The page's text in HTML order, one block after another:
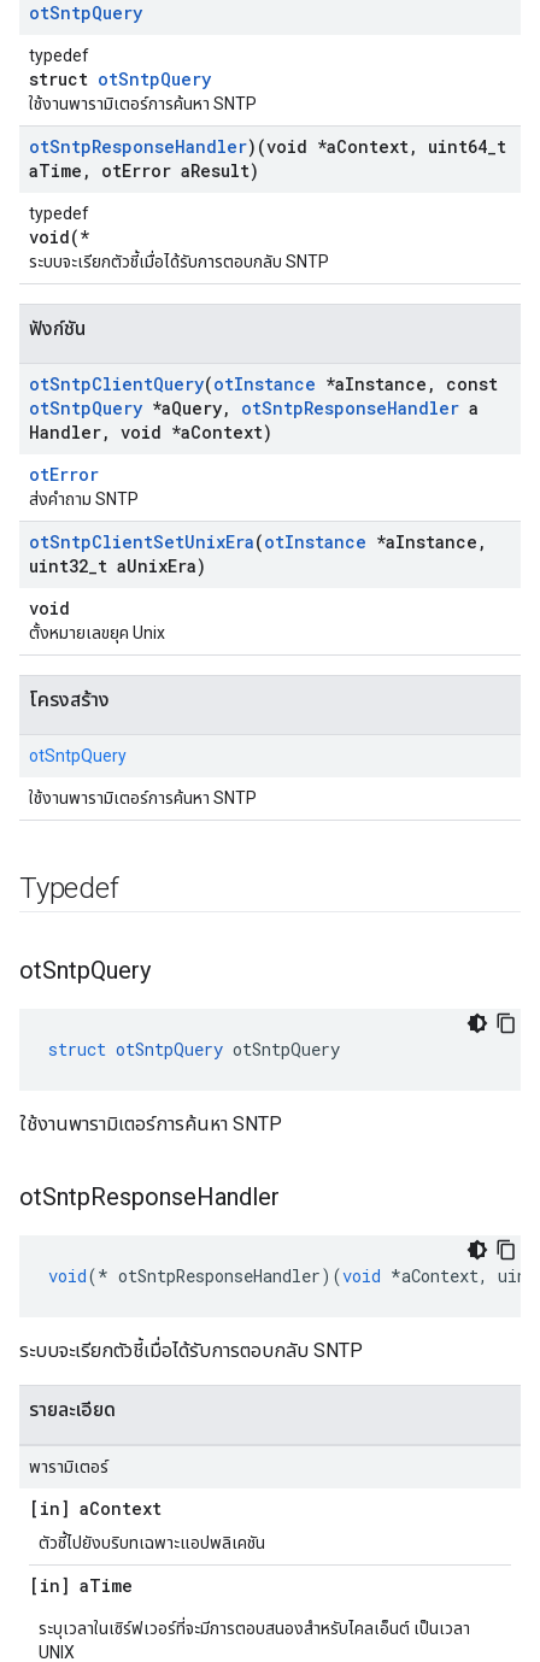
otSntpQuery
typedef
struct otSntpQuery
ใช้งานพารามิเตอร์การค้นหา SNTP
otSntpResponseHandler)(void *aContext, uint64 t
aTime , otError aResult)
typedef
void(*
ระบบจะเรียกตัวชี้เมื่อได้รับการตอบกลับ SNTP
ฟังก์ชัน
otSntpClientQuery(otInstance *aInstance ,
const
otSntpQuery *aQuery, otSntpResponseHandler a
Handler, void *aContext)
otError
ส่งคำถาม SNTP
otSntpClientSetUnixEra(otInstance *aInstance ,
uint32 t aUnixEra)
void
ตั้งหมายเลขยุค Unix
โครงสร้าง
otSntpQuery
ใช้งานพารามิเตอร์การค้นหา SNTP
Typedef
otSntpQuery
struct otSntpQuery otSntpQuery
ใช้งานพารามิเตอร์การค้นหา SNTP
otSntpResponseHandler
void(* otSntpResponseHandler)(void *aContext,
ระบบจะเรียกตัวชี้เมื่อได้รับการตอบกลับ SNTP
รายละเอียด
พารามิเตอร์
[in] aContext
ตัวชี้ไปยังบริบทเฉพาะแอปพลิเคชัน
[in] aTime
ระบุเวลาในเซิร์ฟเวอร์ที่จะมีการตอบสนองสำหรับไคลเอ็นต์ เป็นเวลา
UNIX